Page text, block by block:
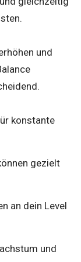
und
konstante
gezielt
an dein Level
und